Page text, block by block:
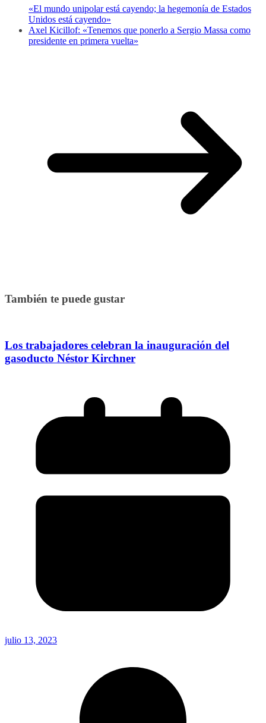
«El mundo unipolar está cayendo; la hegemonía de Estados
Unidos está cayendo»
Axel Kicillof: «Tenemos que ponerlo a Sergio Massa como
presidente en primera vuelta»
También te puede gustar
Los trabajadores celebran la inauguración del
gasoducto Néstor Kirchner
julio 13, 2023